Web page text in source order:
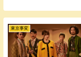
東京事変